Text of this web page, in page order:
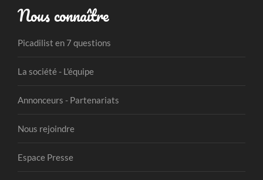
Nous connaître
Picadilist en 7 questions
La société - L'équipe
Annonceurs - Partenariats
Nous rejoindre
Espace Presse